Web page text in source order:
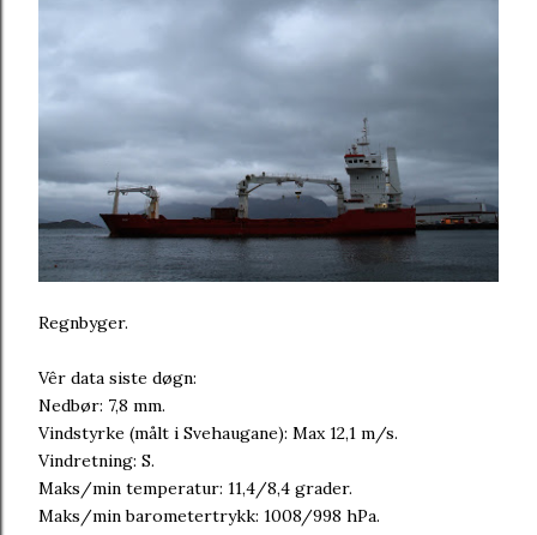
Regnbyger.
Vêr data siste døgn:
Nedbør: 7,8 mm.
Vindstyrke (målt i Svehaugane): Max 12,1 m/s.
Vindretning: S.
Maks/min temperatur: 11,4/8,4 grader.
Maks/min barometertrykk: 1008/998 hPa.